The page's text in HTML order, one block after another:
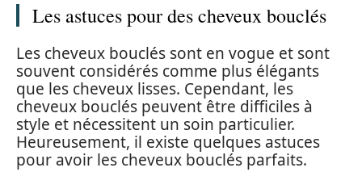
Les astuces pour des cheveux bouclés
Les cheveux bouclés sont en vogue et sont
souvent considérés comme plus élégants
que les cheveux lisses. Cependant, les
cheveux bouclés peuvent être difficiles à
style et nécessitent un soin particulier.
Heureusement, il existe quelques astuces
pour avoir les cheveux bouclés parfaits.